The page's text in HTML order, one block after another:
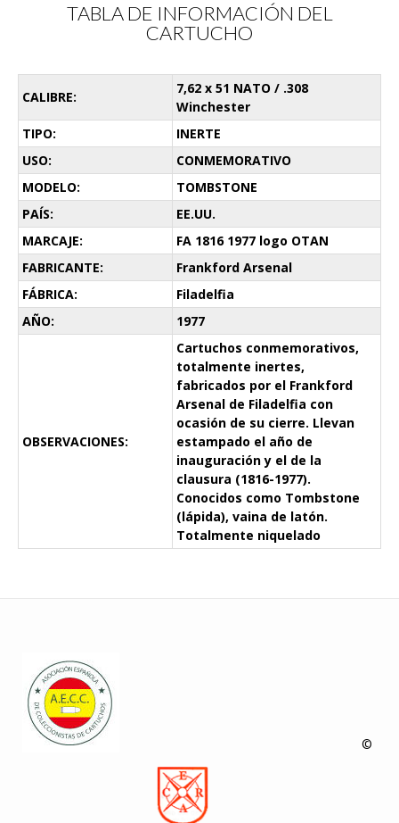
TABLA DE INFORMACIÓN DEL
CARTUCHO
CALIBRE:
7,62 x 51 NATO / .308
Winchester
TIPO:
INERTE
USO:
CONMEMORATIVO
MODELO:
TOMBSTONE
PAÍS:
EE.UU.
MARCAJE:
FA 1816 1977 logo OTAN
FABRICANTE:
Frankford Arsenal
FÁBRICA:
Filadelfia
AÑO:
1977
OBSERVACIONES:
Cartuchos conmemorativos,
totalmente inertes,
fabricados por el Frankford
Arsenal de Filadelfia con
ocasión de su cierre. Llevan
estampado el año de
inauguración y el de la
clausura (1816-1977).
Conocidos como Tombstone
(lápida), vaina de latón.
Totalmente niquelado
©